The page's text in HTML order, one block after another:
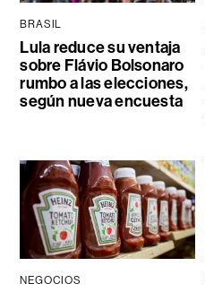
BRASIL
Lula reduce su ventaja
sobre Flávio Bolsonaro
rumbo a las elecciones,
según nueva encuesta
NEGOCIOS